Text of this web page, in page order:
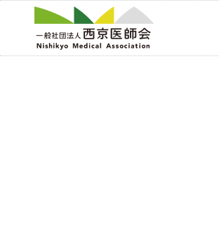
content